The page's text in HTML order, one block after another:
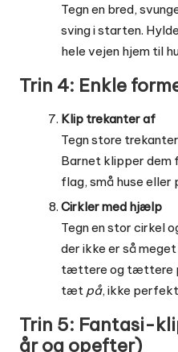
Tegn en bred,
sving i starten.
hele vejen hjem til
Trin 4: Enkle
Klip trekanter af
Tegn store
Barnet klipper dem
flag, små huse eller
Cirkler med hjælp
Tegn en stor cirkel
der ikke er så
tættere og tættere
tæt på, ikke
Trin 5: Fantasi-
år og opefter)